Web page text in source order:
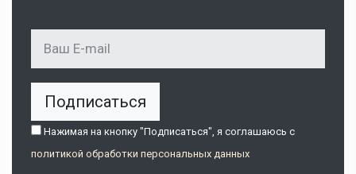
Подписаться
Нажимая на кнопку "Подписаться", я соглашаюсь c
политикой обработки персональных данных